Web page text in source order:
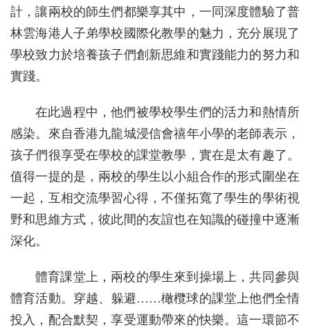
計，讓兩校的師生們都樂享其中，一同深度體驗了普
林雲海港人子弟學校國際化教學的魅力，充分展現了
學校致力於培養孩子們創新思維和實踐能力的努力和
實踐。
在此過程中，他們被學校學生們的活力和熱情所
感染。來自香港九龍城浸信會禧年小學的老師表示，
孩子們很享受在學校的課堂教學，實在是太有趣了。
值得一提的是，兩校的學生以小組合作的形式圍坐在
一起，互相交流學習心得，不僅拓寬了學生的學術視
野和思維方式，彼此間的友誼也在知識的碰撞中逐漸
深化。
體育課堂上，兩校的學生來到操場上，共同參與
體育活動。穿越、躲避……橄欖球的課堂上他們全情
投入，配合默契，享受運動帶來的快樂。這一環節不